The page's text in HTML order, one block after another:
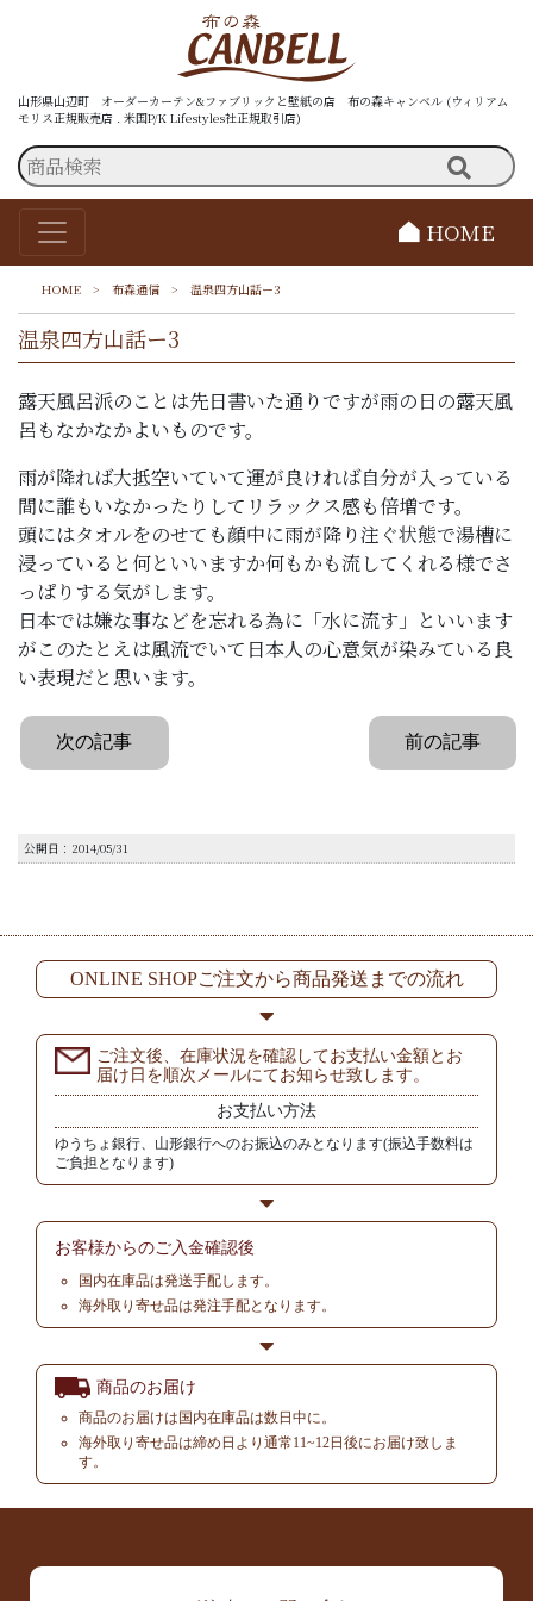
山形県山辺町 オーダーカーテン&ファブリックと壁紙の店 布の森キャンベル (ウィリアム
モリス正規販売店 . 米国P/K Lifestyles社正規取引店)
HOME
HOME > 布森通信 > 温泉四方山話ー3
温泉四方山話ー3
露天風呂派のことは先日書いた通りですが雨の日の露天風
呂もなかなかよいものです。
雨が降れば大抵空いていて運が良ければ自分が入っている
間に誰もいなかったりしてリラックス感も倍増です。
頭にはタオルをのせても顔中に雨が降り注ぐ状態で湯槽に
浸っていると何といいますか何もかも流してくれる様でさ
っぱりする気がします。
日本では嫌な事などを忘れる為に「水に流す」といいます
がこのたとえは風流でいて日本人の心意気が染みている良
い表現だと思います。
次の記事 前の記事
公開日：2014/05/31
ONLINE SHOPご注文から商品発送までの流れ
ご注文後、在庫状況を確認してお支払い金額とお
届け日を順次メールにてお知らせ致します。
お支払い方法
ゆうちょ銀行、山形銀行へのお振込のみとなります(振込手数料は
ご負担となります)
お客様からのご入金確認後
国内在庫品は発送手配します。
海外取り寄せ品は発注手配となります。
商品のお届け
商品のお届けは国内在庫品は数日中に。
海外取り寄せ品は締め日より通常11~12日後にお届け致しま
す。